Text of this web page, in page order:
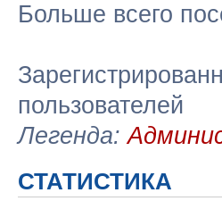
Больше всего
пользователей
Легенда:
СТАТИСТИКА